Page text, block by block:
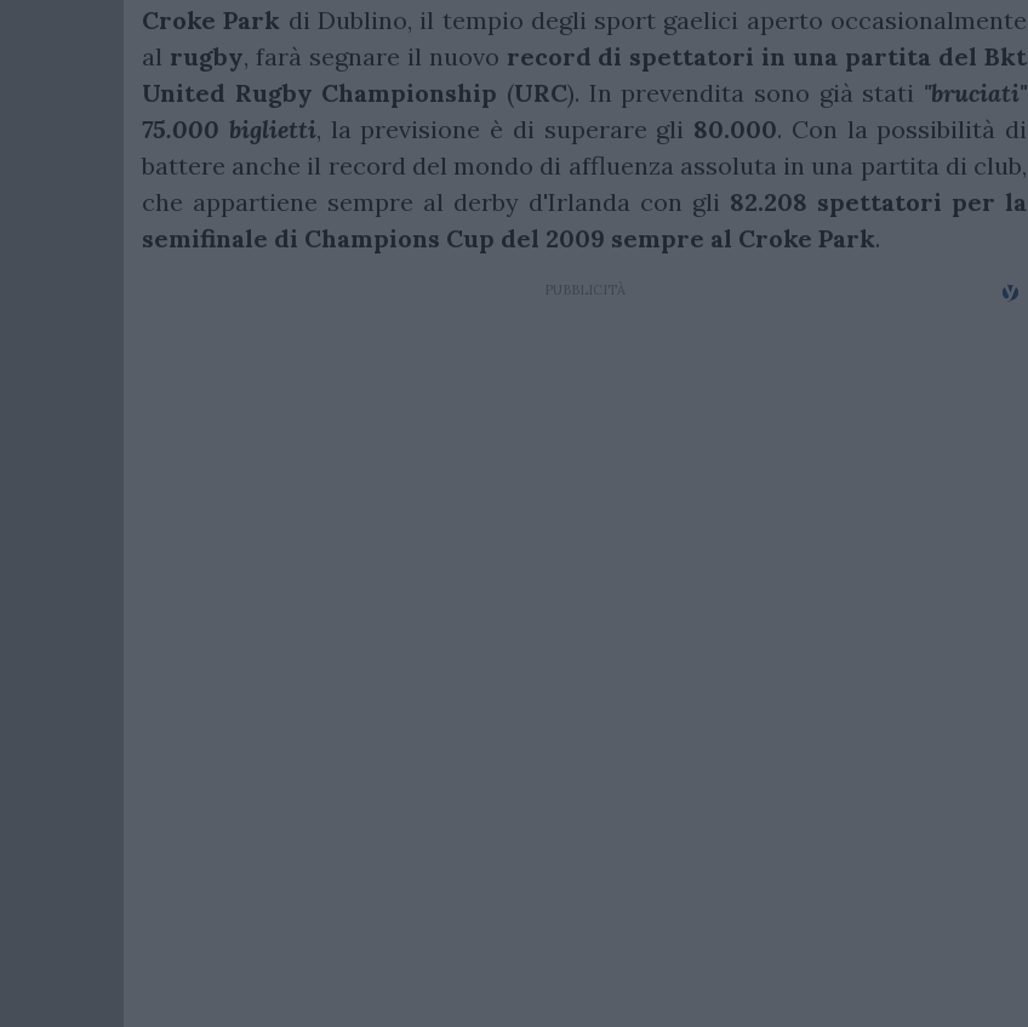
Croke Park di Dublino, il tempio degli sport gaelici aperto occasionalmente
al rugby, farà segnare il nuovo record di spettatori in una partita del Bkt
United Rugby Championship (URC). In prevendita sono già stati "bruciati"
75.000 biglietti, la previsione è di superare gli 80.000. Con la possibilità di
battere anche il record del mondo di affluenza assoluta in una partita di club,
che appartiene sempre al derby d'Irlanda con gli 82.208 spettatori per la
semifinale di Champions Cup del 2009 sempre al Croke Park.